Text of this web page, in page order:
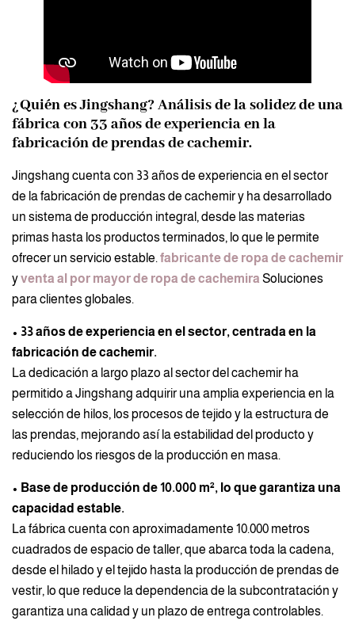
¿Quién es Jingshang? Análisis de la solidez de una
fábrica con 33 años de experiencia en la
fabricación de prendas de cachemir.
Jingshang cuenta con 33 años de experiencia en el sector
de la fabricación de prendas de cachemir y ha desarrollado
un sistema de producción integral, desde las materias
primas hasta los productos terminados, lo que le permite
ofrecer un servicio estable. fabricante de ropa de cachemir
yventa al por mayor de ropa de cachemira Soluciones
para clientes globales.
• 33 años de experiencia en el sector, centrada en la
fabricación de cachemir.
La dedicación a largo plazo al sector del cachemir ha
permitido a Jingshang adquirir una amplia experiencia en la
selección de hilos, los procesos de tejido y la estructura de
las prendas, mejorando así la estabilidad del producto y
reduciendo los riesgos de la producción en masa.
• Base de producción de 10.000 m², lo que garantiza una
capacidad estable.
La fábrica cuenta con aproximadamente 10.000 metros
cuadrados de espacio de taller, que abarca toda la cadena,
desde el hilado y el tejido hasta la producción de prendas de
vestir, lo que reduce la dependencia de la subcontratación y
garantiza una calidad y un plazo de entrega controlables.